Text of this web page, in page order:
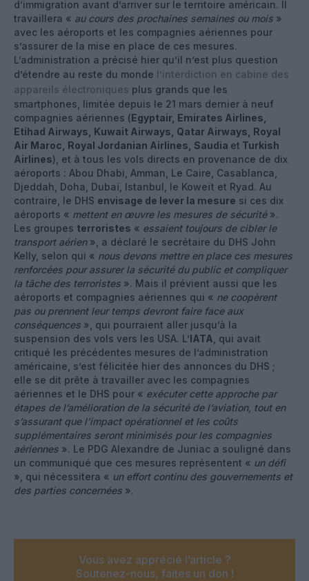
d’immigration avant d’arriver sur le territoire américain. Il
travaillera « au cours des prochaines semaines ou mois »
avec les aéroports et les compagnies aériennes pour
s’assurer de la mise en place de ces mesures.
L’administration a précisé hier qu’il n’est plus question
d’étendre au reste du monde l’interdiction en cabine des
appareils électroniques plus grands que les
smartphones, limitée depuis le 21 mars dernier à neuf
compagnies aériennes (Egyptair, Emirates Airlines,
Etihad Airways, Kuwait Airways, Qatar Airways, Royal
Air Maroc, Royal Jordanian Airlines, Saudia et Turkish
Airlines), et à tous les vols directs en provenance de dix
aéroports : Abou Dhabi, Amman, Le Caire, Casablanca,
Djeddah, Doha, Dubaï, Istanbul, le Koweït et Ryad. Au
contraire, le DHS envisage de lever la mesure si ces dix
aéroports « mettent en œuvre les mesures de sécurité».
Les groupes terroristes « essaient toujours de cibler le
transport aérien», a déclaré le secrétaire du DHS John
Kelly, selon qui « nous devons mettre en place ces mesures
renforcées pour assurer la sécurité du public et compliquer
la tâche des terroristes ». Mais il prévient aussi que les
aéroports et compagnies aériennes qui « ne coopèrent
pas ou prennent leur temps devront faire face aux
conséquences », qui pourraient aller jusqu’à la
suspension des vols vers les USA. L’IATA , qui avait
critiqué les précédentes mesures de l’administration
américaine, s’est félicitée hier des annonces du DHS ;
elle se dit prête à travailler avec les compagnies
aériennes et le DHS pour « exécuter cette approche par
étapes de l’amélioration de la sécurité de l’aviation, tout en
s’assurant que l’impact opérationnel et les coûts
supplémentaires seront minimisés pour les compagnies
aériennes ». Le PDG Alexandre de Juniac a souligné dans
un communiqué que ces mesures représentent « un défi
», qui nécessitera « un effort continu des gouvernements et
des parties concernées ».
Vous avez apprécié l’article ?
Soutenez-nous, faites un don !